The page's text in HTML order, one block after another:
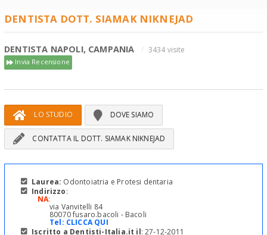
DENTISTA DOTT. SIAMAK NIKNEJAD
DENTISTA NAPOLI, CAMPANIA 3434 visite
Invia Recensione
LO STUDIO DOVE SIAMO
CONTATTA IL DOTT. SIAMAK NIKNEJAD
Laurea: Odontoiatria e Protesi dentaria
Indirizzo:
NA:
via Vanvitelli 84
80070 fusaro.bacoli - Bacoli
Tel: CLICCA QUI
Iscritto a Dentisti-Italia.it il: 27-12-2011